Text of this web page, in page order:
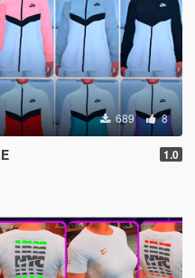
689 8
1.0